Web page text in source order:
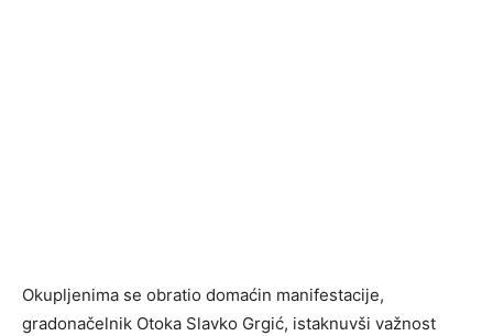
Okupljenima se obratio domaćin manifestacije,
gradonačelnik Otoka Slavko Grgić, istaknuvši važnost